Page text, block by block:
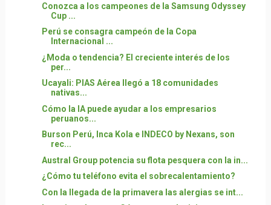
Conozca a los campeones de la Samsung Odyssey
Cup ...
Perú se consagra campeón de la Copa
Internacional ...
¿Moda o tendencia? El creciente interés de los
per...
Ucayali: PIAS Aérea llegó a 18 comunidades
nativas...
Cómo la IA puede ayudar a los empresarios
peruanos...
Burson Perú, Inca Kola e INDECO by Nexans, son
rec...
Austral Group potencia su flota pesquera con la in...
¿Cómo tu teléfono evita el sobrecalentamiento?
Con la llegada de la primavera las alergias se int...